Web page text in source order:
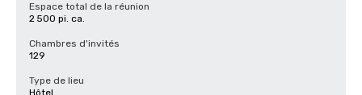
Espace total de la réunion
2 500 pi. ca.
Chambres d'invités
129
Type de lieu
Hôtel